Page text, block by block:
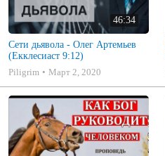
46:34
Сети дьявола - Олег Артемьев
(Екклесиаст 9:12)
Piligrim
Март 2, 2020